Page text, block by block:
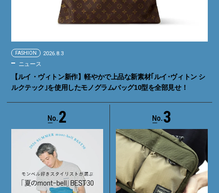
FASHION 2026.8.3
ニュース
【ルイ・ヴィトン新作】軽やかで上品な新素材｢ルイ･ヴィトン シ
ルクテック｣を使用したモノグラムバッグ10型を全部見せ！
2 3